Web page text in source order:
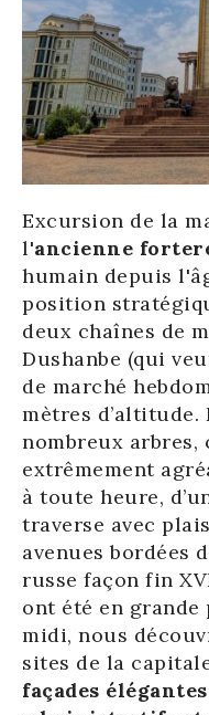
Excursion de la
l'ancienne
humain depuis
position
deux chaînes de
Dushanbe (qui
de marché
mètres d’altitude.
nombreux arbres,
extrêmement
à toute heure,
traverse avec
avenues bordées
russe façon fin
ont été en
midi, nous
sites de la
façades